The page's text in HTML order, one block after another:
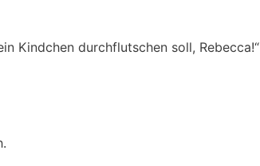
Kindchen durchflutschen soll, Rebecca!“